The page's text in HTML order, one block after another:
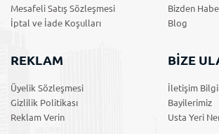
Mesafeli Satış Sözleşmesi
İptal ve İade Koşulları
Bizden
Blog
REKLAM
Üyelik Sözleşmesi
Gizlilik Politikası
Reklam Verin
BİZE
İletişim
Bayilerimiz
Usta Yeri